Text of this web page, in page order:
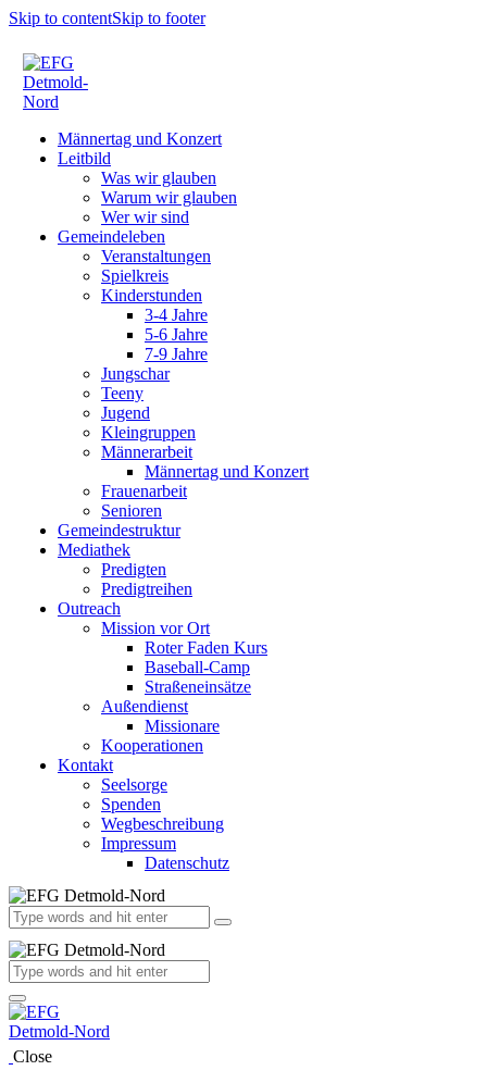
Skip to contentSkip to footer
Männertag und Konzert
Leitbild
Was wir glauben
Warum wir glauben
Wer wir sind
Gemeindeleben
Veranstaltungen
Spielkreis
Kinderstunden
3-4 Jahre
5-6 Jahre
7-9 Jahre
Jungschar
Teeny
Jugend
Kleingruppen
Männerarbeit
Männertag und Konzert
Frauenarbeit
Senioren
Gemeindestruktur
Mediathek
Predigten
Predigtreihen
Outreach
Mission vor Ort
Roter Faden Kurs
Baseball-Camp
Straßeneinsätze
Außendienst
Missionare
Kooperationen
Kontakt
Seelsorge
Spenden
Wegbeschreibung
Impressum
Datenschutz
Close